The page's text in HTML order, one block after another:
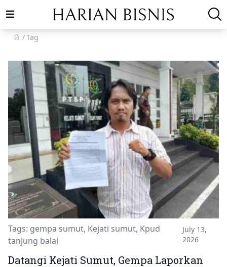
Open main menu
Tag
Tags: gempa sumut, Kejati sumut, Kpud
tanjung balai
July 13,
2026
Datangi Kejati Sumut, Gempa Laporkan